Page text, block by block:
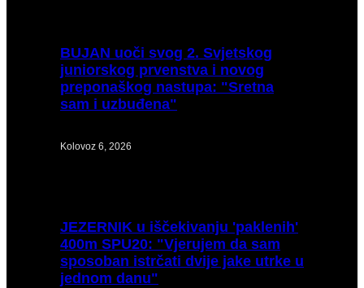
BUJAN uoči svog 2. Svjetskog
juniorskog prvenstva i novog
preponaškog nastupa: "Sretna
sam i uzbuđena"
Kolovoz 6, 2026
JEZERNIK u iščekivanju 'paklenih'
400m SPU20: "Vjerujem da sam
sposoban istrčati dvije jake utrke u
jednom danu"